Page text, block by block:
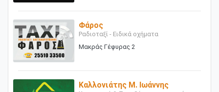
Φάρος
Ραδιοταξί - Ειδικά οχήματα
Μακράς Γέφυρας 2
Καλλονιάτης Μ. Ιωάννης